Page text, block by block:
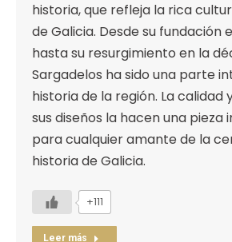
historia, que refleja la rica
de Galicia. Desde su fundación
hasta su resurgimiento en la
Sargadelos ha sido una parte
historia de la región. La calidad
sus diseños la hacen una pieza
para cualquier amante de la
historia de Galicia.
+111
Leer más